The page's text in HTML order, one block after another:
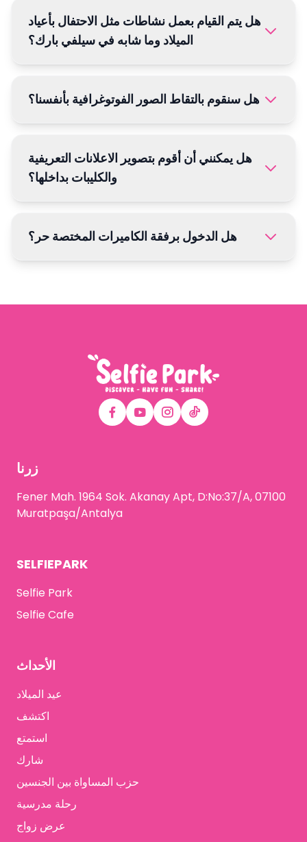
هل يتم القيام بعمل نشاطات مثل الاحتفال بأعياد
الميلاد وما شابه في سيلفي بارك؟
هل سنقوم بالتقاط الصور الفوتوغرافية بأنفسنا؟
هل يمكنني أن أقوم بتصوير الاعلانات التعريفية
والكليبات بداخلها؟
هل الدخول برفقة الكاميرات المختصة حر؟
زرنا
Fener Mah. 1964 Sok. Akanay Apt, D:No:37/A, 07100
Muratpaşa/Antalya
SELFIEPARK
Selfie Park
Selfie Cafe
الأحداث
عيد الميلاد
اكتشف
استمتع
شارك
حزب المساواة بين الجنسين
رحلة مدرسية
عرض زواج